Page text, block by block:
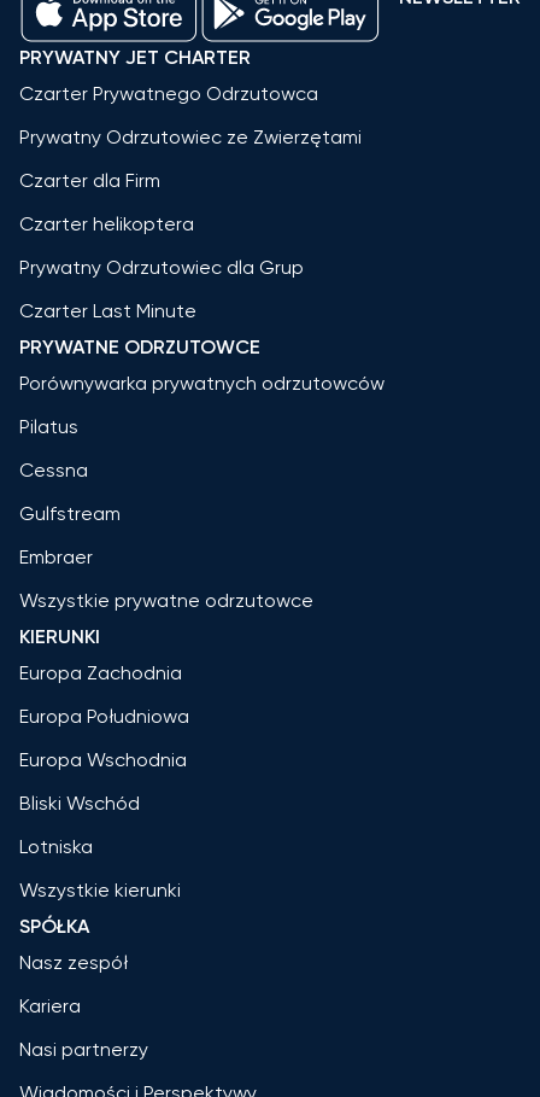
PRYWATNY JET CHARTER
Czarter Prywatnego Odrzutowca
Prywatny Odrzutowiec ze Zwierzętami
Czarter dla Firm
Czarter helikoptera
Prywatny Odrzutowiec dla Grup
Czarter Last Minute
PRYWATNE ODRZUTOWCE
Porównywarka prywatnych odrzutowców
Pilatus
Cessna
Gulfstream
Embraer
Wszystkie prywatne odrzutowce
KIERUNKI
Europa Zachodnia
Europa Południowa
Europa Wschodnia
Bliski Wschód
Lotniska
Wszystkie kierunki
SPÓŁKA
Nasz zespół
Kariera
Nasi partnerzy